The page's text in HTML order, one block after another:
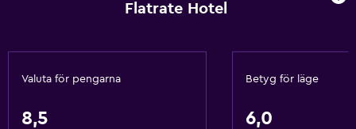
Grundläggande bekvämligheter
Flatrate Hotel
Valuta för pengarna
8,5
Betyg för läge
6,0